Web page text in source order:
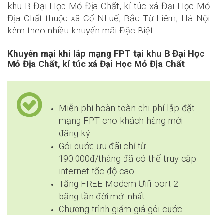
khu B Đại Học Mỏ Địa Chất, kí túc xá Đại Học Mỏ
Địa Chất thuộc xã Cổ Nhuế, Bắc Từ Liêm, Hà Nội
kèm theo nhiều khuyến mãi Đặc Biệt.
Khuyến mại khi lắp mạng FPT tại khu B Đại Học
Mỏ Địa Chất, kí túc xá Đại Học Mỏ Địa Chất
Miễn phí hoàn toàn chi phí lắp đặt
mạng FPT cho khách hàng mới
đăng ký
Gói cước ưu đãi chỉ từ
190.000đ/tháng đã có thể truy cập
internet tốc độ cao
Tặng FREE Modem Ưifi port 2
băng tần đời mới nhất
Chương trình giảm giá gói cước